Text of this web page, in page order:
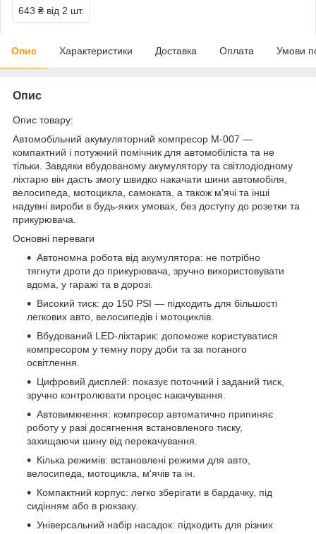
643 ₴ від 2 шт.
Опис Характеристики Доставка Оплата Умови
Опис
Опис товару:
Автомобільний акумуляторний компресор М-007 —
компактний і потужний помічник для автомобіліста та не
тільки. Завдяки вбудованому акумулятору та світлодіодному
ліхтарю він дасть змогу швидко накачати шини автомобіля,
велосипеда, мотоцикла, самоката, а також м'ячі та інші
надувні вироби в будь-яких умовах, без доступу до розетки та
прикурювача.
Основні переваги
Автономна робота від акумулятора: не потрібно
тягнути дроти до прикурювача, зручно використовувати
вдома, у гаражі та в дорозі.
Високий тиск: до 150 PSI — підходить для більшості
легкових авто, велосипедів і мотоциклів.
Вбудований LED-ліхтарик: допоможе користуватися
компресором у темну пору доби та за поганого
освітлення.
Цифровий дисплей: показує поточний і заданий тиск,
зручно контролювати процес накачування.
Автовимкнення: компресор автоматично припиняє
роботу у разі досягнення встановленого тиску,
захищаючи шину від перекачування.
Кілька режимів: встановлені режими для авто,
велосипеда, мотоцикла, м'ячів та ін.
Компактний корпус: легко зберігати в бардачку, під
сидінням або в рюкзаку.
Універсальний набір насадок: підходить для різних